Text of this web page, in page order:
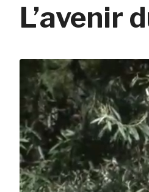
L’avenir